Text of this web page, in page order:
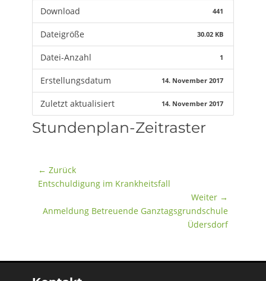
Download 441
Dateigröße 30.02 KB
Datei-Anzahl 1
Erstellungsdatum 14. November 2017
Zuletzt aktualisiert 14. November 2017
Stundenplan-Zeitraster
Beitragsnavigation
← Zurück
Vorheriger
Entschuldigung im Krankheitsfall
Weiter →
Nächster
Anmeldung Betreuende Ganztagsgrundschule
Üdersdorf